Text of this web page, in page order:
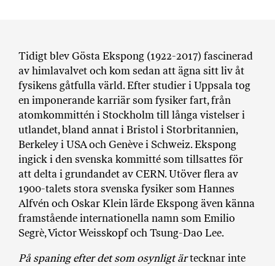
k
e
Tidigt blev Gösta Ekspong (1922-2017) fascinerad
av himlavalvet och kom sedan att ägna sitt liv åt
fysikens gåtfulla värld. Efter studier i Uppsala tog
en imponerande karriär som fysiker fart, från
atomkommittén i Stockholm till långa vistelser i
utlandet, bland annat i Bristol i Storbritannien,
Berkeley i USA och Genève i Schweiz. Ekspong
ingick i den svenska kommitté som tillsattes för
att delta i grundandet av CERN. Utöver flera av
1900-talets stora svenska fysiker som Hannes
Alfvén och Oskar Klein lärde Ekspong även känna
framstående internationella namn som Emilio
Segrè, Victor Weisskopf och Tsung-Dao Lee.
På spaning efter det som osynligt ärtecknar inte